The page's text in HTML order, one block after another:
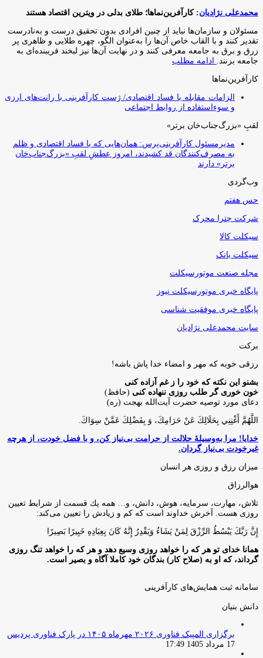
محمدعلی نژادیان: کارآفرین‌نماها؛ طلای بدلی در ویترین اقتصاد هستند
مسئولان و سازمان‌ها نباید از چنین افرادی بدون تحقیق درست و به‌نادرست
تقدیر کنند و با القاب خاص آ‌ن‌ها را به‌عنوان الگو، چهره طلایی و ظاهری پر
زرق و برق به جامعه معرفی کنند و در نهایت آن‌ها نیز لبخند فریبنده‌ای به
جامعه بزنند.
ادامه مطلب
کارآفرین‌نماها
الزامات مقابله با فساد اقتصادی/ ژست کارآفرینی با رانت‌های ارزی
و سوءاستفاده از روابط اجتماعی
لقبِ «بزرگ‌جناب‌خان برتر»
مدیرمسئول کارآفرینی‌پرس: همان‌هایی که با فساد اقتصادی و ظلم
به مصرف‌کنندگان قد کشیدند، امروز عطشِ لقبِ «بزرگ‌جناب‌خان
برتر» دارند
وب‌گردی
حس هفتم
شرکت چترا محرک
سیکلت کالا
سیکلت بانک
مجله صنعت موتورسیکلت
پایگاه خبری موتورسیکلت نیوز
پایگاه خبری موفقیت شناسی
سایت محمدعلی نژادیان
برکت
رزقی خوبه كه مهر و امضاء خدا پاش باشه!
بشنو این نکته که خود را ز غم آزاده کنی
خون خوری گر طلب روزی ننهاده کنی (حافظ)
دعای مورد توصیه حضرت آیت‌الله بهجت (ره)
اللَّهُمَّ أَغْنِنِي بِحَلَالِكَ عَنْ حَرَامِكَ، وَ بِفَضْلِكَ عَمَّنْ سِوَاكَ‏.
خدایا! مرا به‌وسیلۀ حلالت از حرامت بی‌نیاز کن، و با فضل خودت، از هرچه
غیرخودت بی‌نیاز گردان.
میزان رزق و روزی هر انسان
هوالرزاق
تلاش، مهارت، سرمايه، هوش، دانش، و… همه يك قسمت از شرايط تعيين
روزى هست. آخرش خداوند است كه كم و زيادش را تعيين مى‌كند:
إِنَّ رَبَّكَ يَبْسُطُ الرِّزْقَ لِمَنْ يَشَاءُ وَيَقْدِرُ إِنَّهُ كَانَ بِعِبَادِهِ خَبِيرًا بَصِيرًا
همانا خدای تو هر که را خواهد روزی وسیع دهد و هر که را خواهد تنگ روزی
گرداند، که او به (صلاح کار) بندگان خود کاملا آگاه و بصیر است.
سامانه ثبت همایش‌های کارآفرینی
دانش‌ بنیان‌
برگزاری المپیک فناوری ۲۰۲۶ مهرماه ۱۴۰۵ در پارک فناوری پردیس
17 مرداد 1405 17:49